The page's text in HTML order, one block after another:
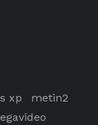
xp
metin2